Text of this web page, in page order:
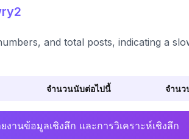
and total posts, indicating a
จำนวนนับต่อไปนี้ จำนว
านข้อมูลเชิงลึก และการวิเคราะห์เชิงลึก